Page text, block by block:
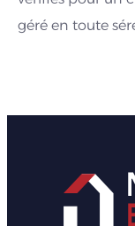
géré en toute